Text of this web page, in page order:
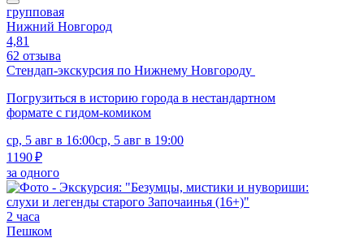
групповая
Нижний Новгород
4,81
62 отзыва
Стендап-экскурсия по Нижнему Новгороду
Погрузиться в историю города в нестандартном
формате с гидом-комиком
ср, 5 авг в 16:00ср, 5 авг в 19:00
1190 ₽
за одного
2 часа
Пешком